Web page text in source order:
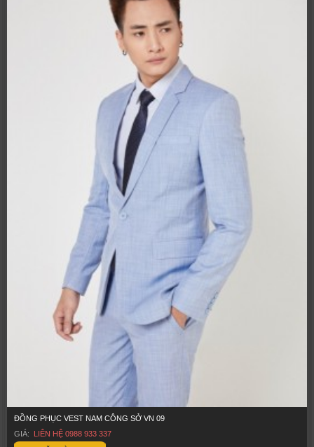
ĐỒNG PHỤC VEST NAM CÔNG SỞ VN 09
GIÁ: LIÊN HỆ 0988 933 337